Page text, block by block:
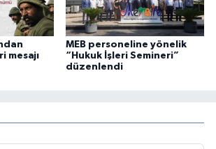
mesajı
MEB personeline yönelik
“Hukuk İşleri Semineri”
düzenlendi